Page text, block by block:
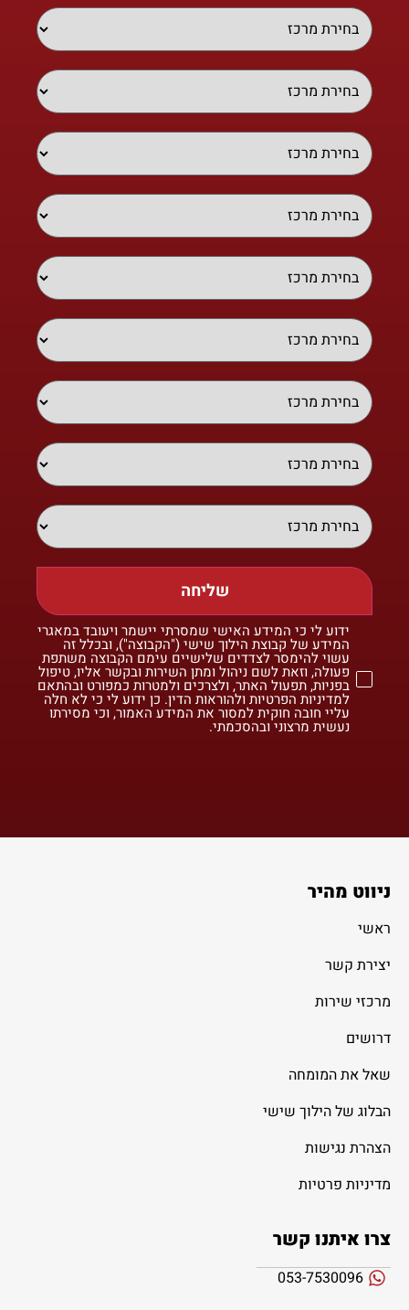
שליחה
ידוע לי כי המידע האישי שמסרתי יישמר ויעובד במאגרי
המידע של קבוצת הילוך שישי ("הקבוצה"), ובכלל זה
עשוי להימסר לצדדים שלישיים עימם הקבוצה משתפת
פעולה, וזאת לשם ניהול ומתן השירות ובקשר אליו, טיפול
בפניות, תפעול האתר, ולצרכים ולמטרות כמפורט ובהתאם
למדיניות הפרטיות ולהוראות הדין. כן ידוע לי כי לא חלה
עליי חובה חוקית למסור את המידע האמור, וכי מסירתו
נעשית מרצוני ובהסכמתי.
ניווט מהיר
ראשי
יצירת קשר
מרכזי שירות
דרושים
שאל את המומחה
הבלוג של הילוך שישי
הצהרת נגישות
מדיניות פרטיות
צרו איתנו קשר
053-7530096